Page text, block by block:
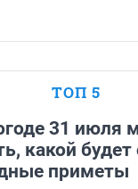
ТОП 5
31 июля
какой
приметы